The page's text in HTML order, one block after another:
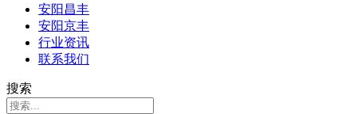
安阳昌丰
安阳京丰
行业资讯
联系我们
搜索